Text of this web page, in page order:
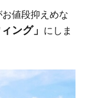
お値段抑えめな
ング」
にしま